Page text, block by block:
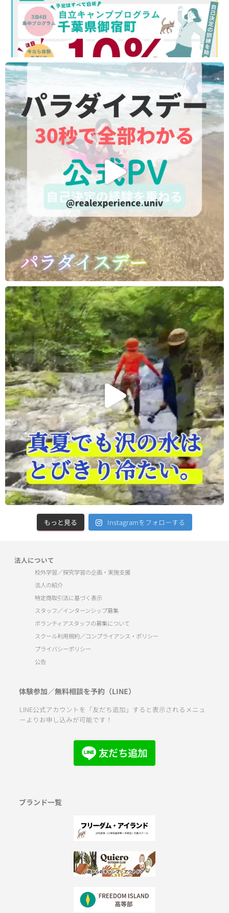
もっと見る Instagramをフォローする
法人について
校外学習／探究学習の企画・実施支援
法人の紹介
特定商取引法に基づく表示
スタッフ／インターンシップ募集
ボランティアスタッフの募集について
スクール利用規約／コンプライアンス・ポリシー
プライバシーポリシー
公告
体験参加／無料相談を予約（LINE）
LINE公式アカウントを「友だち追加」すると表示されるメニュ
ーよりお申し込みが可能です！
ブランド一覧